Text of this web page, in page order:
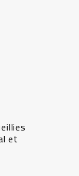
et